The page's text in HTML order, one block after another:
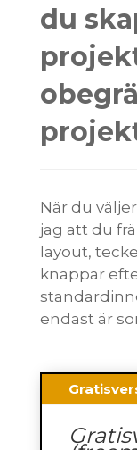
du
När du
jag att du
layout,
knappar
endast är